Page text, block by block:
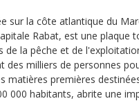
sur la côte atlantique du
Rabat, est une plaque
de la pêche et de
des milliers de personnes
matières premières
000 habitants, abrite une